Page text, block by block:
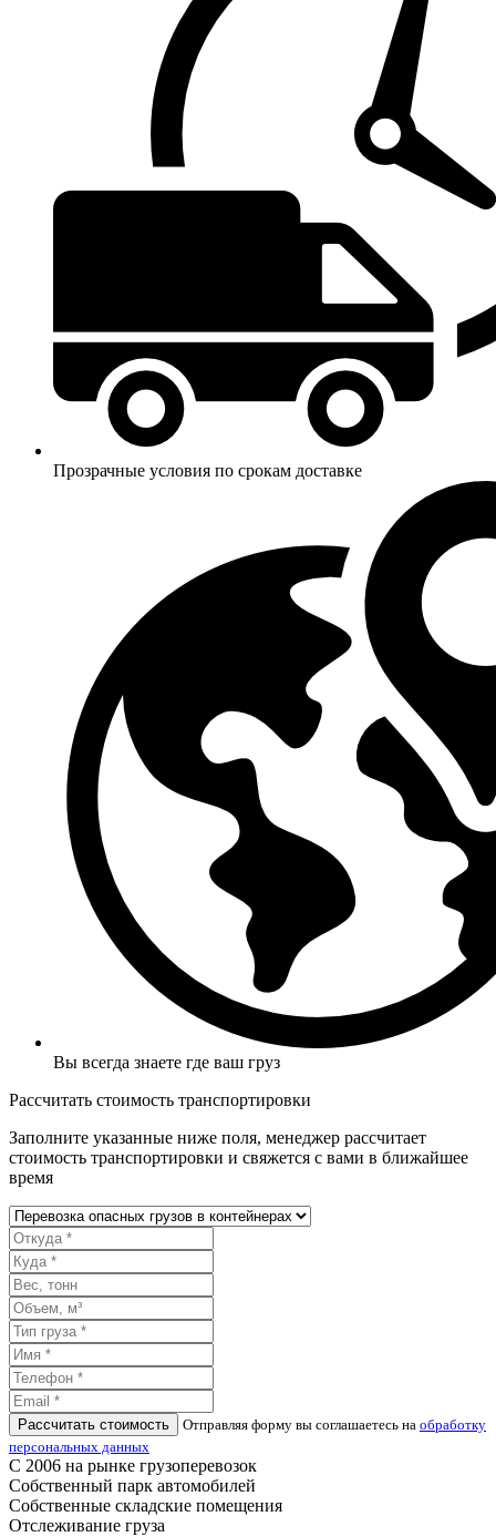
Прозрачные условия по срокам доставке
Вы всегда знаете где ваш груз
Рассчитать стоимость транспортировки
Заполните указанные ниже поля, менеджер рассчитает
стоимость транспортировки и свяжется с вами в ближайшее
время
Рассчитать стоимость Отправляя форму вы соглашаетесь на обработку
персональных данных
С 2006 на рынке грузоперевозок
Собственный парк автомобилей
Собственные складские помещения
Отслеживание груза